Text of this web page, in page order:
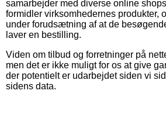
samarbejder med diverse online
formidler virksomhedernes produkter,
under forudsætning af at de
laver en bestilling.
Viden om tilbud og forretninger på
men det er ikke muligt for os at give
der potentielt er udarbejdet siden vi
sidens data.